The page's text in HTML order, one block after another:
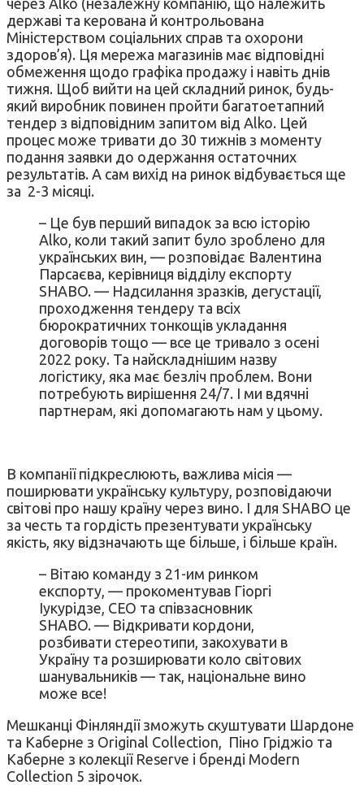
державі та керована й контрольована
Міністерством соціальних справ та охорони
здоров’я). Ця мережа магазинів має відповідні
обмеження щодо графіка продажу і навіть днів
тижня. Щоб вийти на цей складний ринок, будь-
який виробник повинен пройти багатоетапний
тендер з відповідним запитом від Alko. Цей
процес може тривати до 30 тижнів з моменту
подання заявки до одержання остаточних
результатів. А сам вихід на ринок відбувається ще
за 2-3 місяці.
– Це був перший випадок за всю історію
Alko, коли такий запит було зроблено для
українських вин, — розповідає Валентина
Парсаєва, керівниця відділу експорту
SHABO. — Надсилання зразків, дегустації,
проходження тендеру та всіх
бюрократичних тонкощів укладання
договорів тощо — все це тривало з осені
2022 року. Та найскладнішим назву
логістику, яка має безліч проблем. Вони
потребують вирішення 24/7. І ми вдячні
партнерам, які допомагають нам у цьому.
В компанії підкреслюють, важлива місія —
поширювати українську культуру, розповідаючи
світові про нашу країну через вино. І для SHABO це
за честь та гордість презентувати українську
якість, яку відзначають ще більше, і більше країн.
– Вітаю команду з 21-им ринком
експорту, — прокоментував Гіоргі
Іукурідзе, СЕО та співзасновник
SHABO. — Відкривати кордони,
розбивати стереотипи, закохувати в
Україну та розширювати коло світових
шанувальників — так, національне вино
може все!
Мешканці Фінляндії зможуть скуштувати Шардоне
та Каберне з Original Collection, Піно Гріджіо та
Каберне з колекції Reserve і бренді Modern
Collection 5 зірочок.